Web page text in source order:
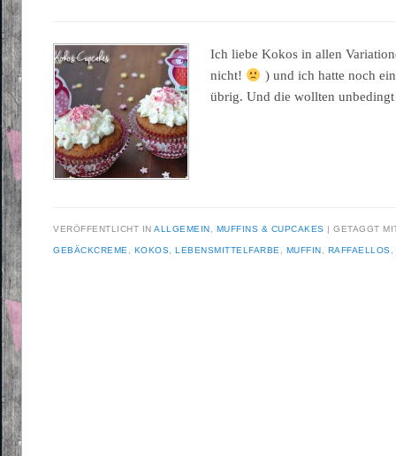
Ich liebe Kokos in allen
nicht!
) und ich hatte noch
übrig. Und die wollten
VERÖFFENTLICHT INALLGEMEIN , MUFFINS & CUPCAKES GETAGGT
GEBÄCKCREME, KOKOS, LEBENSMITTELFARBE, MUFFIN , RAFFAELLOS,